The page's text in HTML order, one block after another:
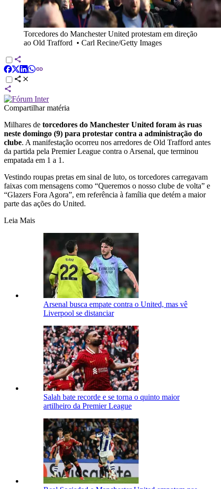
Torcedores do Manchester United protestam em direção
ao Old Trafford • Carl Recine/Getty Images
Compartilhar matéria
Milhares de torcedores do Manchester United foram às ruas
neste domingo (9) para protestar contra a administração do
clube. A manifestação ocorreu nos arredores de Old Trafford antes
da partida pela Premier League contra o Arsenal, que terminou
empatada em 1 a 1.
Vestindo roupas pretas em sinal de luto, os torcedores carregavam
faixas com mensagens como “Queremos o nosso clube de volta” e
“Glazers Fora Agora”, em referência à família que detém a maior
parte das ações do United.
Leia Mais
Arsenal busca empate contra o United, mas vê
Liverpool se distanciar
Salah bate recorde e se torna o quinto maior
artilheiro da Premier League